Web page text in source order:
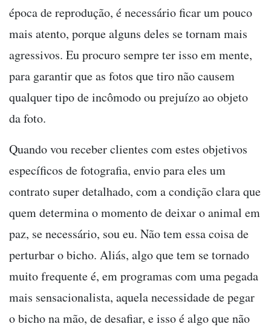
época de reprodução, é necessário ficar um pouco
mais atento, porque alguns deles se tornam mais
agressivos. Eu procuro sempre ter isso em mente,
para garantir que as fotos que tiro não causem
qualquer tipo de incômodo ou prejuízo ao objeto
da foto.
Quando vou receber clientes com estes objetivos
específicos de fotografia, envio para eles um
contrato super detalhado, com a condição clara que
quem determina o momento de deixar o animal em
paz, se necessário, sou eu. Não tem essa coisa de
perturbar o bicho. Aliás, algo que tem se tornado
muito frequente é, em programas com uma pegada
mais sensacionalista, aquela necessidade de pegar
o bicho na mão, de desafiar, e isso é algo que não